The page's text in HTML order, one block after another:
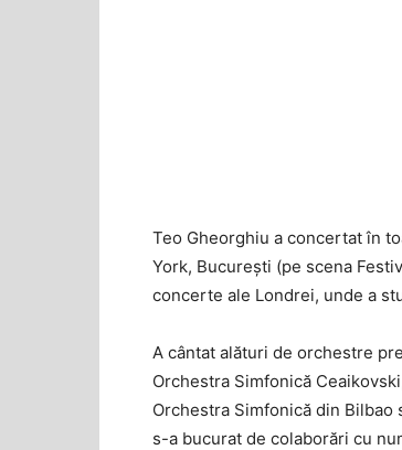
Teo Gheorghiu a concertat în
York, București (pe scena
concerte ale Londrei, unde a
A cântat alături de orchestre
Orchestra Simfonică
Orchestra Simfonică din
s-a bucurat de colaborări cu